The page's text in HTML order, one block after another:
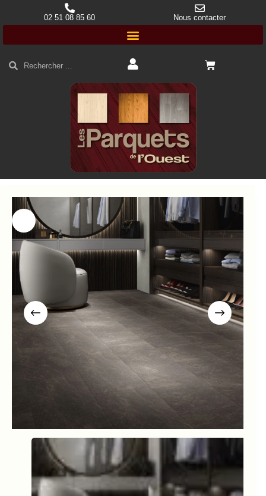
02 51 08 85 60 Nous contacter